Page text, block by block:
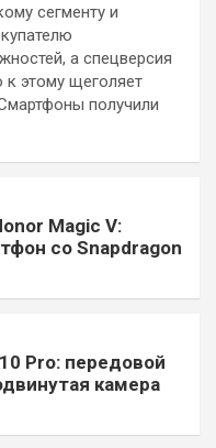
сегменту и
а спецверсия
к этому щеголяет
получили
Magic V:
со Snapdragon
Pro: передовой
камера